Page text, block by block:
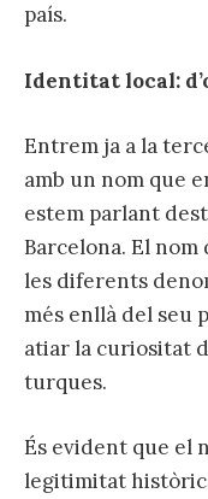
país.
Identitat local:
Entrem ja a la
amb un nom que
estem parlant
Barcelona. El nom
les diferents
més enllà del seu
atiar la curiositat
turques.
És evident que el
legitimitat